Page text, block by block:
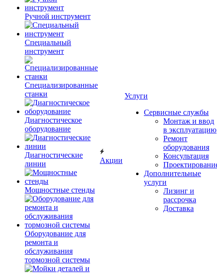
Ручной инструмент
Специальный
инструмент
Специализированные
станки
Диагностическое
оборудование
Диагностические
линии
Мощностные стенды
Оборудование для
ремонта и
обслуживания
тормозной системы
Акции
Услуги
Сервисные службы
Монтаж и ввод
в эксплуатацию
Ремонт
оборудования
Консультация
Дополнительные
услуги
Лизинг и
рассрочка
Доставка